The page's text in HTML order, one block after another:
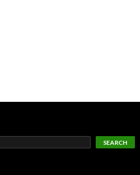
SEARCH